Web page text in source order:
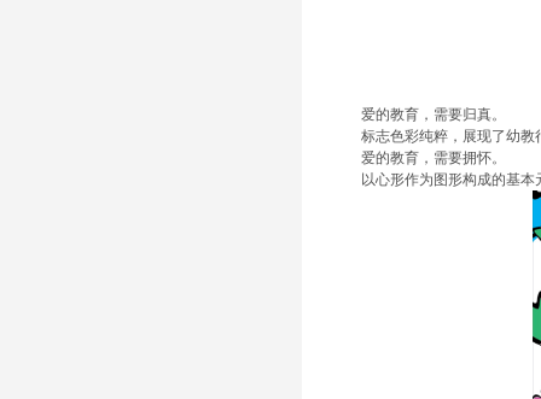
爱的教育，需要归真。
标志色彩纯粹，展现了幼教
爱的教育，需要拥怀。
以心形作为图形构成的基本